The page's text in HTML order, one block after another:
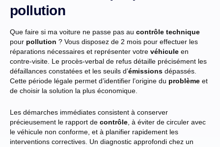
pollution
Que faire si ma voiture ne passe pas au contrôle technique
pour pollution ? Vous disposez de 2 mois pour effectuer les
réparations nécessaires et représenter votre véhicule en
contre-visite. Le procès-verbal de refus détaille précisément les
défaillances constatées et les seuils d’émissions dépassés.
Cette période légale permet d’identifier l’origine du problème et
de choisir la solution la plus économique.
Les démarches immédiates consistent à conserver
précieusement le rapport de contrôle , à éviter de circuler avec
le véhicule non conforme, et à planifier rapidement les
interventions correctives. Un diagnostic approfondi chez un